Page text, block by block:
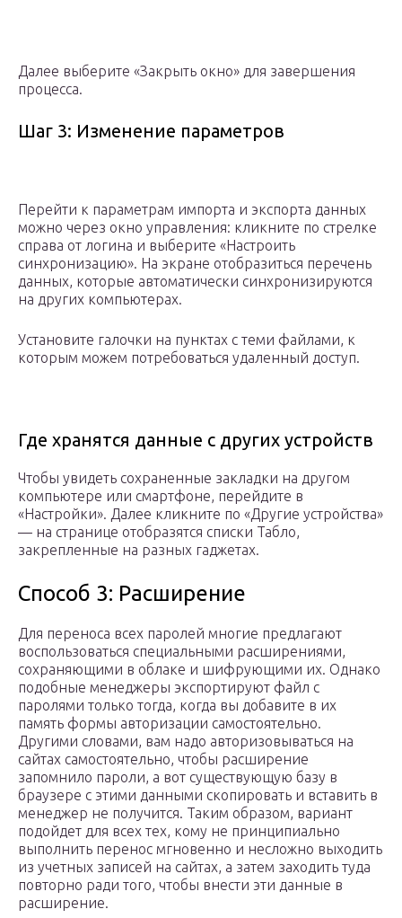
Далее выберите «Закрыть окно» для завершения
процесса.
Шаг 3: Изменение параметров
Перейти к параметрам импорта и экспорта данных
можно через окно управления: кликните по стрелке
справа от логина и выберите «Настроить
синхронизацию». На экране отобразиться перечень
данных, которые автоматически синхронизируются
на других компьютерах.
Установите галочки на пунктах с теми файлами, к
которым можем потребоваться удаленный доступ.
Где хранятся данные с других устройств
Чтобы увидеть сохраненные закладки на другом
компьютере или смартфоне, перейдите в
«Настройки». Далее кликните по «Другие устройства»
— на странице отобразятся списки Табло,
закрепленные на разных гаджетах.
Способ 3: Расширение
Для переноса всех паролей многие предлагают
воспользоваться специальными расширениями,
сохраняющими в облаке и шифрующими их. Однако
подобные менеджеры экспортируют файл с
паролями только тогда, когда вы добавите в их
память формы авторизации самостоятельно.
Другими словами, вам надо авторизовываться на
сайтах самостоятельно, чтобы расширение
запомнило пароли, а вот существующую базу в
браузере с этими данными скопировать и вставить в
менеджер не получится. Таким образом, вариант
подойдет для всех тех, кому не принципиально
выполнить перенос мгновенно и несложно выходить
из учетных записей на сайтах, а затем заходить туда
повторно ради того, чтобы внести эти данные в
расширение.